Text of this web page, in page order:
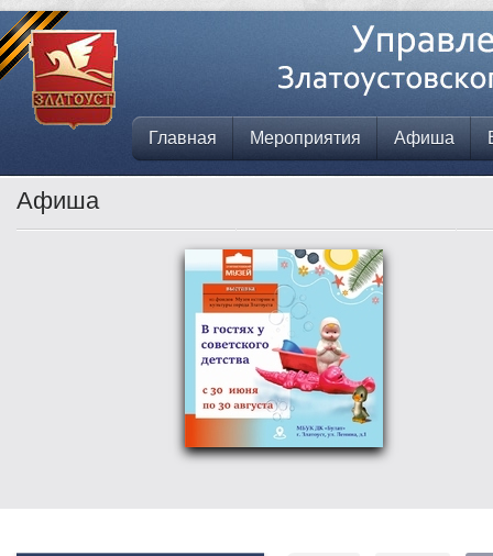
Главная Мероприятия Афиша
Афиша